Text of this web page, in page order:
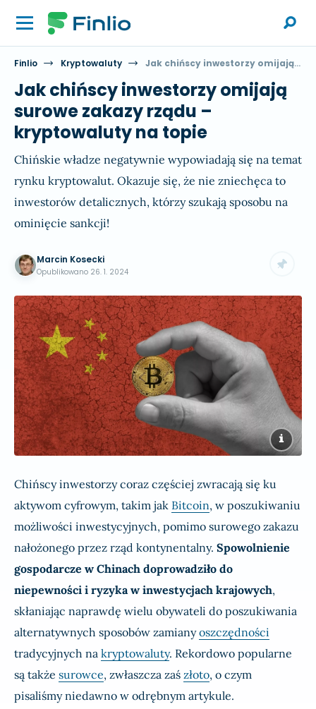
Finlio Kryptowaluty Jak chińscy inwestorzy omijają surowe zakazy rządu – kryptowaluty na topie
Jak chińscy inwestorzy omijają
surowe zakazy rządu –
kryptowaluty na topie
Chińskie władze negatywnie wypowiadają się na temat
rynku kryptowalut. Okazuje się, że nie zniechęca to
inwestorów detalicznych, którzy szukają sposobu na
ominięcie sankcji!
Marcin Kosecki
Opublikowano 26. 1. 2024
Chińscy inwestorzy coraz częściej zwracają się ku
aktywom cyfrowym, takim jak Bitcoin, w poszukiwaniu
możliwości inwestycyjnych, pomimo surowego zakazu
nałożonego przez rząd kontynentalny. Spowolnienie
gospodarcze w Chinach doprowadziło do
niepewności i ryzyka w inwestycjach krajowych,
skłaniając naprawdę wielu obywateli do poszukiwania
alternatywnych sposobów zamianyoszczędności
tradycyjnych na kryptowaluty. Rekordowo popularne
są także surowce, zwłaszcza zaś złoto, o czym
pisaliśmy niedawno w odrębnym artykule.